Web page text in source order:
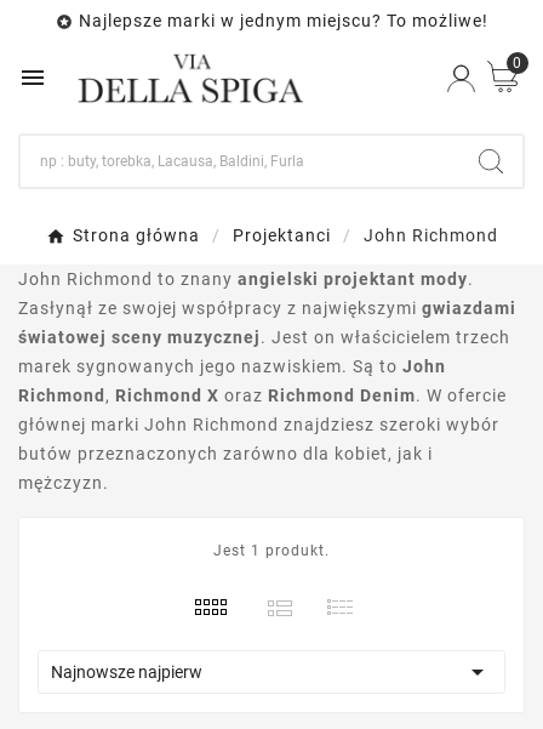
 Najlepsze marki w jednym miejscu? To możliwe!

0
Strona główna Projektanci John Richmond
John Richmond to znany angielski projektant mody.
Zasłynął ze swojej współpracy z największymi gwiazdami
światowej sceny muzycznej. Jest on właścicielem trzech
marek sygnowanych jego nazwiskiem. Są to John
Richmond , Richmond X oraz Richmond Denim. W ofercie
głównej marki John Richmond znajdziesz szeroki wybór
butów przeznaczonych zarówno dla kobiet, jak i
mężczyzn.
Jest 1 produkt.
Najnowsze najpierw 